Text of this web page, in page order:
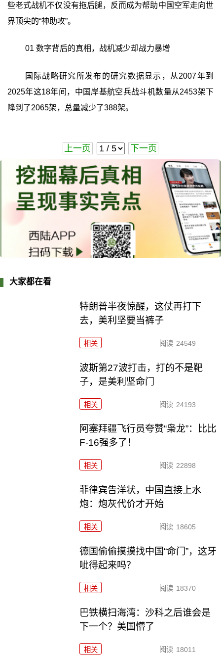
些老式战机不仅没有拖后腿，反而成为帮助中国空军走向世
界顶尖的“神助攻”。
01 数字背后的真相，战机减少却战力暴增
国际战略研究所发布的研究数据显示，从2007年到
2025年这18年间，中国岸基航空兵战斗机数量从2453架下
降到了2065架，总量减少了388架。
上一页 下一页
大家都在看
特朗普半夜惊醒，这仗再打下
去，美利坚要当裤子
相关 阅读 24549
波斯第27波打击，打的不是靶
子，是美利坚命门
相关 阅读 24193
阿塞拜疆飞行员夸赞“枭龙”：比比
F-16强多了！
相关 阅读 22898
菲律宾告洋状，中国直接上水
炮：炮灰代价才开始
相关 阅读 18605
德国偷偷摸摸找中国“命门”，这牙
呲得起来吗？
相关 阅读 18370
巴铁横扫海湾：沙科之后谁会是
下一个？美国懵了
相关 阅读 18011